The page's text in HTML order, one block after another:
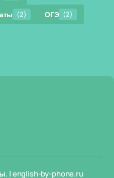
(2) ОГЭ (2)
|english-by-phone.ru